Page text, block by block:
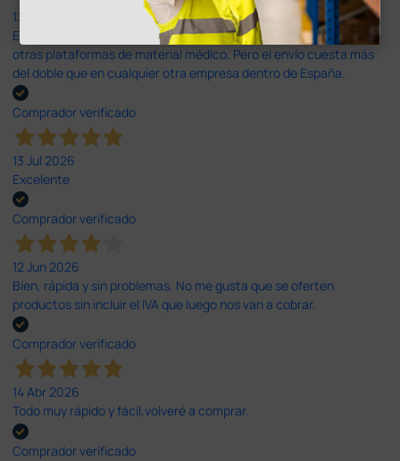
13 Jul 2026
Es fácil hacer el pedido. El producto, bastante mas barato que en
otras plataformas de material médico. Pero el envío cuesta más
del doble que en cualquier otra empresa dentro de España.
Comprador verificado
13 Jul 2026
Excelente
Comprador verificado
12 Jun 2026
Bien, rápida y sin problemas. No me gusta que se oferten
productos sin incluir el IVA que luego nos van a cobrar.
Comprador verificado
14 Abr 2026
Todo muy rápido y fácil,volveré a comprar.
Comprador verificado